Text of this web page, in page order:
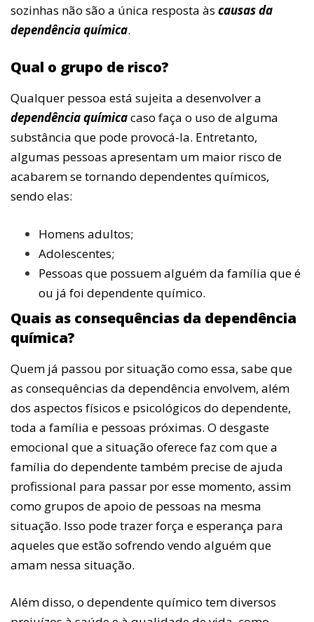
sozinhas não são a única resposta às causas da
dependência química.
Qual o grupo de risco?
Qualquer pessoa está sujeita a desenvolver a
dependência químicacaso faça o uso de alguma
substância que pode provocá-la. Entretanto,
algumas pessoas apresentam um maior risco de
acabarem se tornando dependentes químicos,
sendo elas:
Homens adultos;
Adolescentes;
Pessoas que possuem alguém da família que é
ou já foi dependente químico.
Quais as consequências da dependência
química?
Quem já passou por situação como essa, sabe que
as consequências da dependência envolvem, além
dos aspectos físicos e psicológicos do dependente,
toda a família e pessoas próximas. O desgaste
emocional que a situação oferece faz com que a
família do dependente também precise de ajuda
profissional para passar por esse momento, assim
como grupos de apoio de pessoas na mesma
situação. Isso pode trazer força e esperança para
aqueles que estão sofrendo vendo alguém que
amam nessa situação.
Além disso, o dependente químico tem diversos